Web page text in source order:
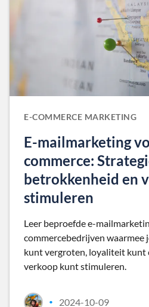
E-COMMERCE MARKETING
E-mailmarketing
commerce:
betrokkenheid en
stimuleren
Leer beproefde e-
commercebedrijven waarmee
kunt vergroten, loyaliteit kunt
verkoop kunt stimuleren.
• 2024-10-09